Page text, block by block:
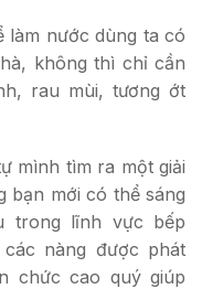
làm nước dùng ta có
không thì chỉ cần
rau mùi, tương ớt
mình tìm ra một giải
bạn mới có thể sáng
trong lĩnh vực bếp
nàng được phát
chức cao quý giúp